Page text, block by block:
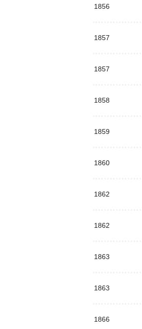
1856
1857
1857
1858
1859
1860
1862
1862
1863
1863
1866